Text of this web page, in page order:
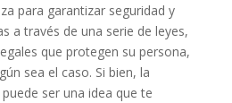
para garantizar seguridad y
a través de una serie de leyes,
que protegen su persona,
sea el caso. Si bien, la
ser una idea que te